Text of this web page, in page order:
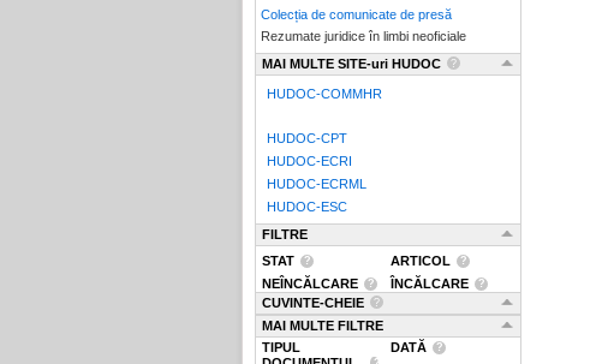
Colecția de comunicate de presă
Rezumate juridice în limbi neoficiale
MAI MULTE SITE-uri HUDOC
HUDOC-COMMHR
HUDOC-CPT
HUDOC-ECRI
HUDOC-ECRML
HUDOC-ESC
FILTRE
STAT
ARTICOL
NEÎNCĂLCARE
ÎNCĂLCARE
CUVINTE-CHEIE
MAI MULTE FILTRE
TIPUL
DATĂ